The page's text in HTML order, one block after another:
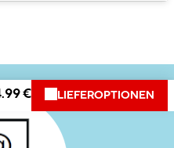
€ LIEFEROPTIONEN